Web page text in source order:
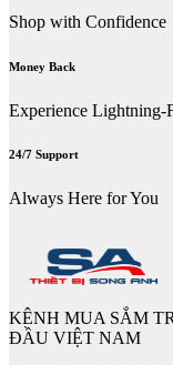
Shop with Confidence
Money Back
Experience Lightning-
24/7 Support
Always Here for You
KÊNH MUA SẮM
ĐẦU VIỆT NAM